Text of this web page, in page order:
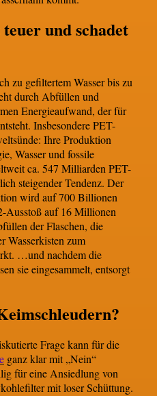
und schadet
zu gefiltertem Wasser bis zu
durch Abfüllen und
Energieaufwand, der für
Insbesondere PET-
Ihre Produktion
Wasser und fossile
ca. 547 Milliarden PET-
steigender Tendenz. Der
wird auf 700 Billionen
Ausstoß auf 16 Millionen
der Flaschen, die
Wasserkisten zum
…und nachdem die
sie eingesammelt, entsorgt
Frage kann für die
ganz klar mit „Nein“
für eine Ansiedlung von
mit loser Schüttung.